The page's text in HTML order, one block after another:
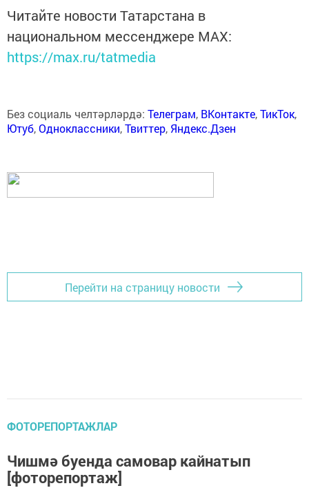
Читайте новости Татарстана в
национальном мессенджере MАХ:
https://max.ru/tatmedia
Без социаль челтәрләрдә: Телеграм, ВКонтакте,ТикТок,
Ютуб,Одноклассники,Твиттер, Яндекс.Дзен
Перейти на страницу новости
ФОТОРЕПОРТАЖЛАР
Чишмә буенда самовар кайнатып
[фоторепортаж]